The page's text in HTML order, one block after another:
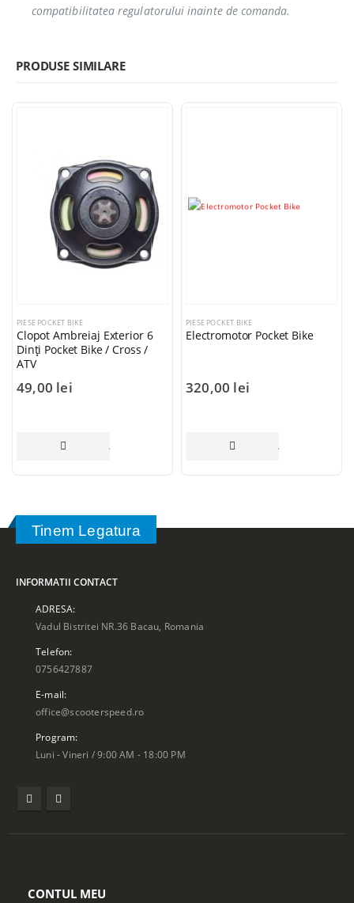
compatibilitatea regulatorului inainte de comanda.
PRODUSE SIMILARE
PIESE POCKET BIKE
Clopot Ambreiaj Exterior 6
Dinți Pocket Bike / Cross /
ATV
49,00 lei
ADAUGĂ ÎN COȘ
PIESE POCKET BIKE
Electromotor Pocket Bike
320,00 lei
ADAUGĂ ÎN COȘ
Tinem Legatura
INFORMATII CONTACT
ADRESA:
Vadul Bistritei NR.36 Bacau, Romania
Telefon:
0756427887
E-mail:
office@scooterspeed.ro
Program:
Luni - Vineri / 9:00 AM - 18:00 PM
CONTUL MEU